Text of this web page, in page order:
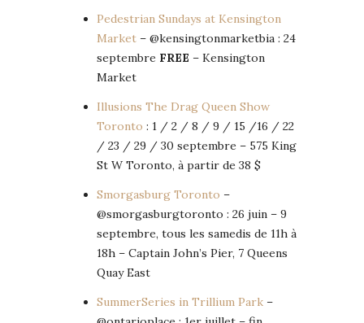
Pedestrian Sundays at Kensington
Market – @kensingtonmarketbia : 24
septembre FREE – Kensington
Market
Illusions The Drag Queen Show
Toronto : 1 / 2 / 8 / 9 / 15 /16 / 22
/ 23 / 29 / 30 septembre – 575 King
St W Toronto, à partir de 38 $
Smorgasburg Toronto –
@smorgasburgtoronto : 26 juin – 9
septembre, tous les samedis de 11h à
18h – Captain John’s Pier, 7 Queens
Quay East
SummerSeries in Trillium Park –